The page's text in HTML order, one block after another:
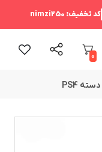
کد تخفیف: nimzi250
0
دسته PS4